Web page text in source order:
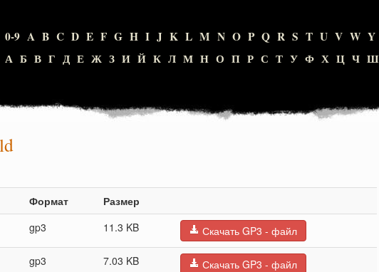
0-9 A B C D E F G H I J K L M N O P Q R S T U V W Y
А Б В Г Д Е Ж З И Й К Л М Н О П Р С Т У Ф Х Ц Ч Ш
Формат
Размер
gp3 11.3 KB Скачать GP3 - файл
gp3 7.03 KB Скачать GP3 - файл